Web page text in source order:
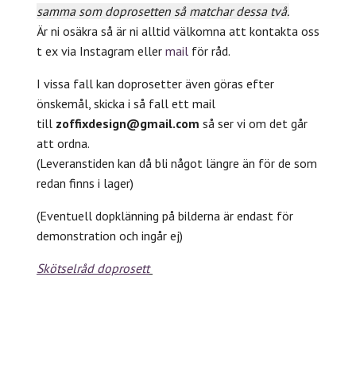
samma som doprosetten så matchar dessa två.
Är ni osäkra så är ni alltid välkomna att kontakta oss
t ex via Instagram eller mail för råd.
I vissa fall kan doprosetter även göras efter
önskemål, skicka i så fall ett mail
till zoffixdesign@gmail.com så ser vi om det går
att ordna.
(Leveranstiden kan då bli något längre än för de som
redan finns i lager)
(Eventuell dopklänning på bilderna är endast för
demonstration och ingår ej)
Skötselråd doprosett